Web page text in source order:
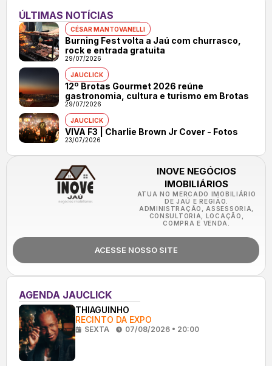
ÚLTIMAS NOTÍCIAS
CÉSAR MANTOVANELLI
Burning Fest volta a Jaú com churrasco,
rock e entrada gratuita
29/07/2026
JAUCLICK
12º Brotas Gourmet 2026 reúne
gastronomia, cultura e turismo em Brotas
29/07/2026
JAUCLICK
VIVA F3 | Charlie Brown Jr Cover - Fotos
23/07/2026
INOVE NEGÓCIOS
IMOBILIÁRIOS
ATUA NO MERCADO IMOBILIÁRIO
DE JAÚ E REGIÃO.
ADMINISTRAÇÃO, ASSESSORIA,
CONSULTORIA, LOCAÇÃO,
COMPRA E VENDA.
ACESSE NOSSO SITE
AGENDA JAUCLICK
THIAGUINHO
RECINTO DA EXPO
SEXTA 07/08/2026 • 20:00